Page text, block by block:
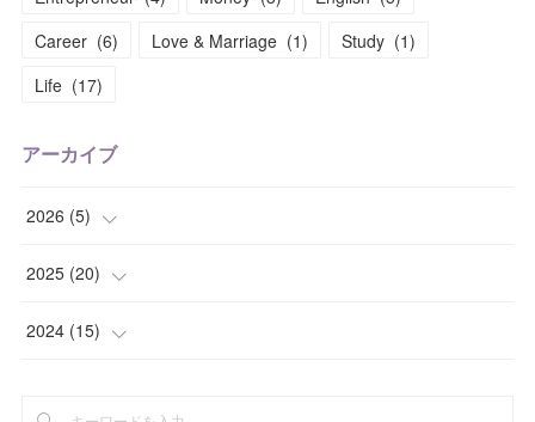
Career (6) Love & Marriage (1) Study (1)
Life (17)
アーカイブ
2026 (5)
(1)
(1)
2025 (20)
(1)
2024 (15)